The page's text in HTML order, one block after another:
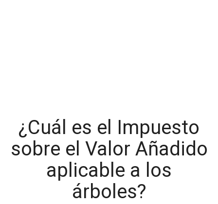
¿Cuál es el Impuesto
sobre el Valor Añadido
aplicable a los
árboles?